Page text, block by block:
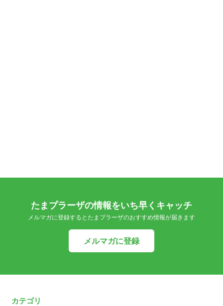
たまプラーザの情報をいち早くキャッチ
メルマガに登録するとたまプラーザのおすすめ情報が届きます
メルマガに登録
カテゴリ